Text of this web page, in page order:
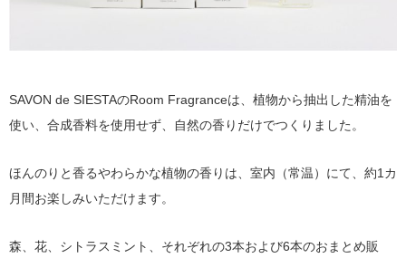
SAVON de SIESTAのRoom Fragranceは、植物から抽出した精油を
使い、合成香料を使用せず、自然の香りだけでつくりました。
ほんのりと香るやわらかな植物の香りは、室内（常温）にて、約1カ
月間お楽しみいただけます。
森、花、シトラスミント、それぞれの3本および6本のおまとめ販